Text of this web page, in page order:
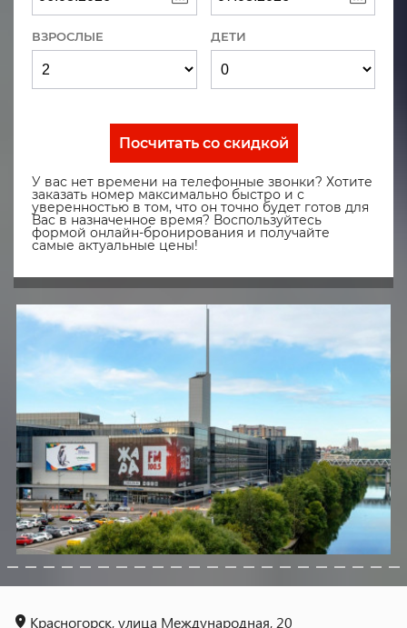
ВЗРОСЛЫЕ ДЕТИ
Посчитать со скидкой
У вас нет времени на телефонные звонки? Хотите
заказать номер максимально быстро и с
уверенностью в том, что он точно будет готов для
Вас в назначенное время? Воспользуйтесь
формой онлайн-бронирования и получайте
самые актуальные цены!
Красногорск, улица Международная, 20